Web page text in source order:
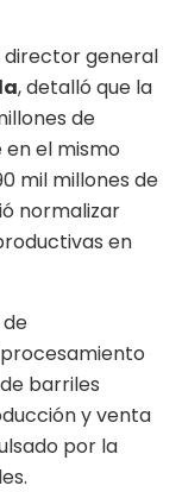
director general
, detalló que la
de
en el mismo
mil millones de
normalizar
en
barriles
y venta
por la